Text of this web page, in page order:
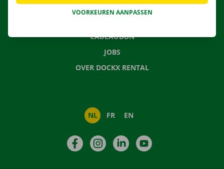
VEELGESTELDE VRAGEN
CADEAUBON
JOBS
OVER DOCKX RENTAL
NL FR EN
FacebookInstagramLinkedIn
VOORKEUREN AANPASSEN